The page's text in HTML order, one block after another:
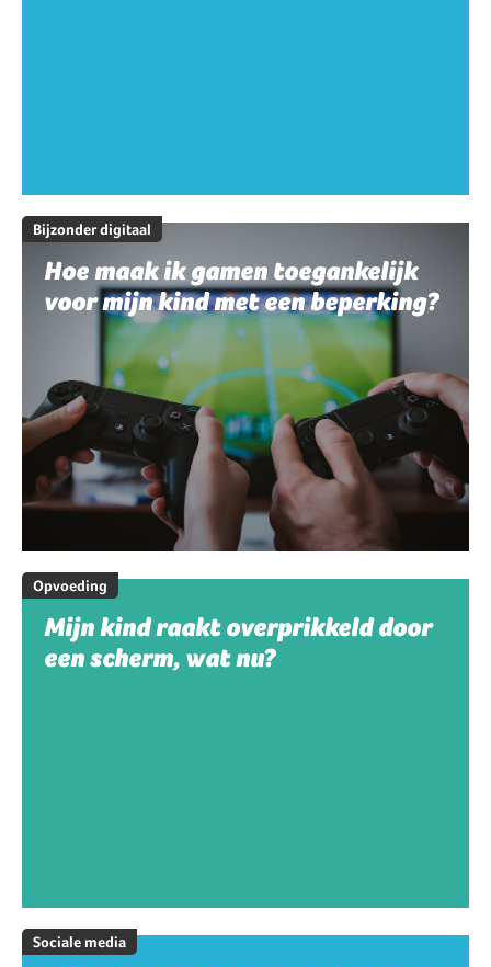
Bijzonder digitaal
Hoe maak ik gamen toegankelijk
voor mijn kind met een beperking?
Opvoeding
Mijn kind raakt overprikkeld door
een scherm, wat nu?
Sociale media